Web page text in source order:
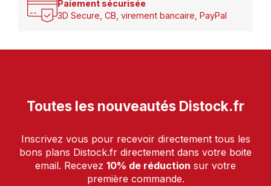
Paiement sécurisée
3D Secure, CB, virement bancaire, PayPal
Toutes les nouveautés Distock.fr
Inscrivez vous pour recevoir directement tous les
bons plans Distock.fr directement dans votre boite
email. Recevez 10% de réduction sur votre
première commande.